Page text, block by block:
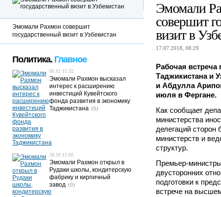
Эмомали
совершит
визит в
17.07.2018, 08:29
Рабочая
Таджикистана и
и Абдулла
июля в Фергане.
Как сообщает
министерства
делегаций
министерств и
структур.
Премьер-
двусторонних
подготовки к
встрече на
Эмомали Рахмон совершит
государственный визит в Узбекистан
Политика. Главное
05.11 11:32
Эмомали Рахмон высказал
интерес к расширению
инвестиций Кувейтского
фонда развития в экономику
Таджикистана (0)
28.10 11:05
Эмомали Рахмон открыл в
Рудаки школы, кондитерскую
фабрику и кирпичный
завод (0)